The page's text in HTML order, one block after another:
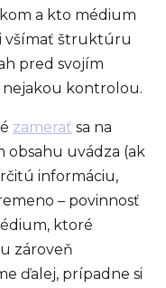
a kto médium
všímať štruktúru
pred svojím
kontrolou.
zamerať sa na
obsahu uvádza (ak
informáciu,
– povinnosť
ktoré
zároveň
ďalej, prípadne si